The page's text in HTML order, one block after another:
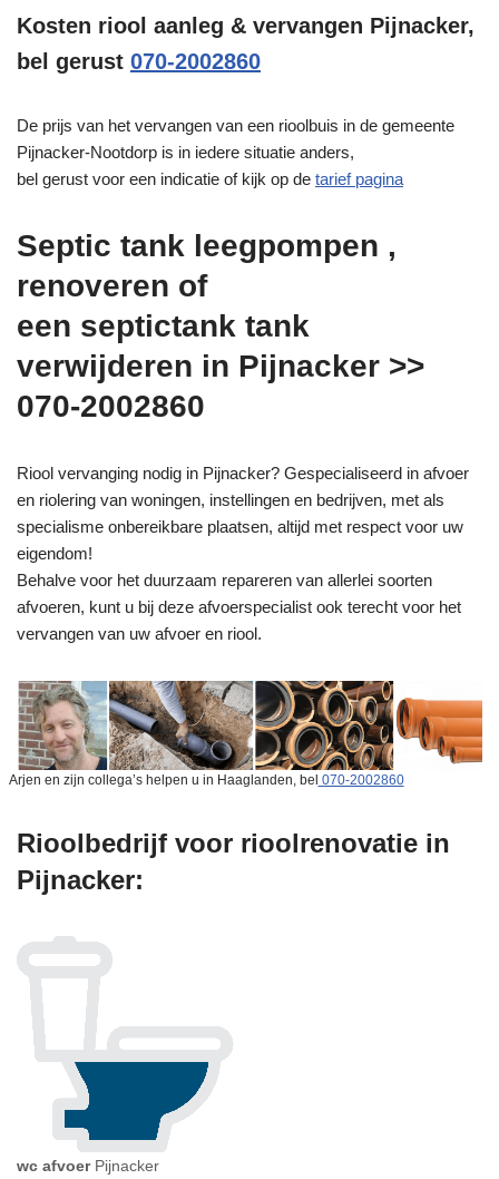
Kosten riool aanleg & vervangen Pijnacker,
bel gerust 070-2002860
De prijs van het vervangen van een rioolbuis in de gemeente
Pijnacker-Nootdorp is in iedere situatie anders,
bel gerust voor een indicatie of kijk op de tarief pagina
Septic tank leegpompen ,
renoveren of
een septictank tank
verwijderen in Pijnacker >>
070-2002860
Riool vervanging nodig in Pijnacker? Gespecialiseerd in afvoer
en riolering van woningen, instellingen en bedrijven, met als
specialisme onbereikbare plaatsen, altijd met respect voor uw
eigendom!
Behalve voor het duurzaam repareren van allerlei soorten
afvoeren, kunt u bij deze afvoerspecialist ook terecht voor het
vervangen van uw afvoer en riool.
Arjen en zijn collega’s helpen u in Haaglanden, bel 070-2002860
Rioolbedrijf voor rioolrenovatie in
Pijnacker:
wc afvoer Pijnacker